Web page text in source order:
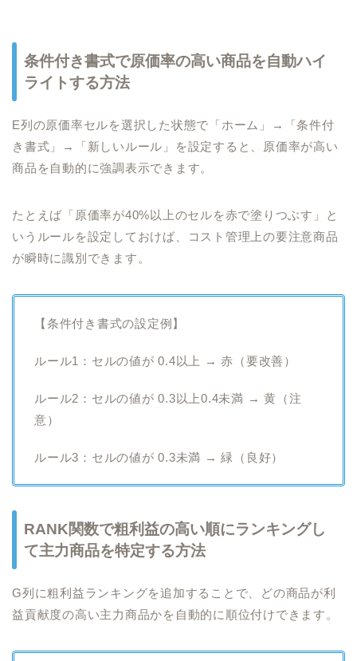
条件付き書式で原価率の高い商品を自動ハイ
ライトする方法
E列の原価率セルを選択した状態で「ホーム」→「条件付
き書式」→「新しいルール」を設定すると、原価率が高い
商品を自動的に強調表示できます。
たとえば「原価率が40%以上のセルを赤で塗りつぶす」と
いうルールを設定しておけば、コスト管理上の要注意商品
が瞬時に識別できます。
【条件付き書式の設定例】
ルール1：セルの値が 0.4以上 → 赤（要改善）
ルール2：セルの値が 0.3以上0.4未満 → 黄（注
意）
ルール3：セルの値が 0.3未満 → 緑（良好）
RANK関数で粗利益の高い順にランキングし
て主力商品を特定する方法
G列に粗利益ランキングを追加することで、どの商品が利
益貢献度の高い主力商品かを自動的に順位付けできます。